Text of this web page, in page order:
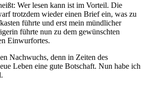
Wer lesen kann ist im Vorteil. Die
trotzdem wieder einen Brief ein, was zu
führte und erst mein mündlicher
führte nun zu dem gewünschten
Einwurfortes.
Nachwuchs, denn in Zeiten des
Leben eine gute Botschaft. Nun habe ich